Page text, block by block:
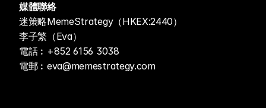
媒體聯絡
迷策略MemeStrategy（HKEX:2440）
李子繁（Eva）
電話︰+852 6156 3038
電郵︰eva@memestrategy.com